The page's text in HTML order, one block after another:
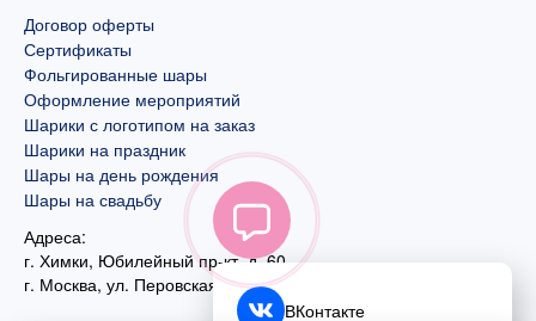
Договор оферты
Сертификаты
Фольгированные шары
Оформление мероприятий
Шарики с логотипом на заказ
Шарики на праздник
Шары на день рождения
Шары на свадьбу
Адреса:
г. Химки, Юбилейный пр-кт, д. 60
г. Москва, ул. Перовская, д. 59
ВКонтакте